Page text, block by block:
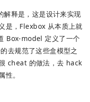
解释是，这是设计来实现
是，Flexbox 从本质上就
Box-model 定义了一个
去规范了这些盒模型之
cheat 的做法，去 hack
。